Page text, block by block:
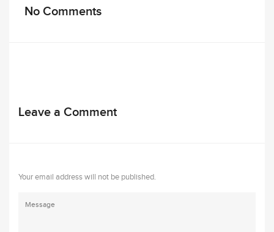
No Comments
Leave a Comment
Your email address will not be published.